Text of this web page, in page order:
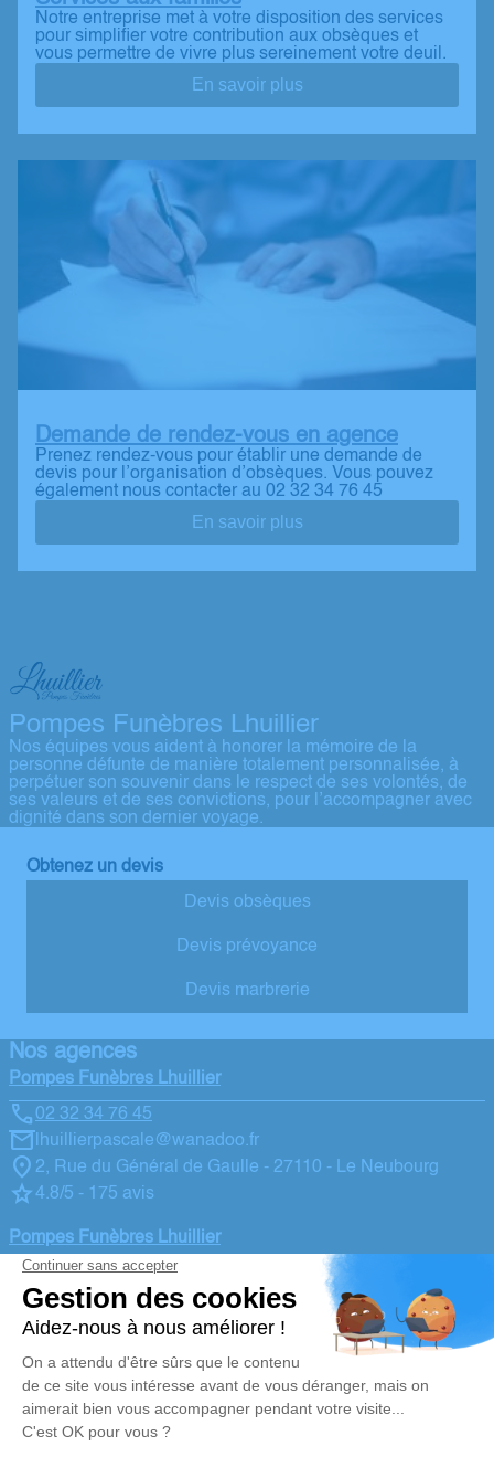
Notre entreprise met à votre disposition des services
pour simplifier votre contribution aux obsèques et
vous permettre de vivre plus sereinement votre deuil.
En savoir plus
Demande de rendez-vous en agence
Prenez rendez-vous pour établir une demande de
devis pour l’organisation d’obsèques. Vous pouvez
également nous contacter au 02 32 34 76 45
En savoir plus
Pompes Funèbres Lhuillier
Nos équipes vous aident à honorer la mémoire de la
personne défunte de manière totalement personnalisée, à
perpétuer son souvenir dans le respect de ses volontés, de
ses valeurs et de ses convictions, pour l’accompagner avec
dignité dans son dernier voyage.
Obtenez un devis
Devis obsèques
Devis prévoyance
Devis marbrerie
Nos agences
Pompes Funèbres Lhuillier
02 32 34 76 45
lhuillierpascale@wanadoo.fr
2, Rue du Général de Gaulle - 27110 - Le Neubourg
4.8/5 - 175 avis
Pompes Funèbres Lhuillier
02 32 45 22 06
lhuilliergalichet@wanadoo.fr
40, Rue Saint Nicolas - 27170 - Beaumont le Roger
4.9/5 - 44 avis
Nos Services
Organiser des Obsèques
Monuments funéraires
Liens utiles
Avis de décès